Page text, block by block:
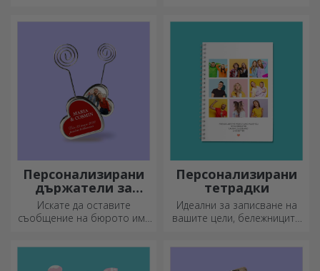
впечатление на всеки,
който ги получи като
подарък.
Персонализирани
държатели за
съобщения
Искате да оставите
съобщение на бюрото им?
Персонализирани
тетрадки
Идеални за записване на
вашите цели, бележниците